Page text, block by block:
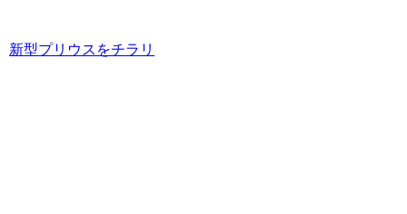
新型プリウスをチラリ